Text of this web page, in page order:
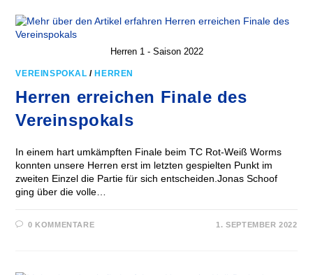
Herren 1 - Saison 2022
VEREINSPOKAL / HERREN
Herren erreichen Finale des
Vereinspokals
In einem hart umkämpften Finale beim TC Rot-Weiß Worms
konnten unsere Herren erst im letzten gespielten Punkt im
zweiten Einzel die Partie für sich entscheiden.Jonas Schoof
ging über die volle…
0 KOMMENTARE 1. SEPTEMBER 2022